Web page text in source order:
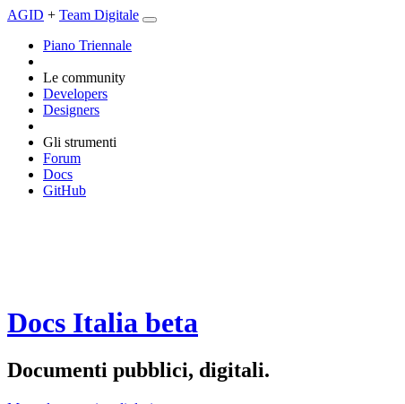
AGID + Team Digitale
Piano Triennale
Le community
Developers
Designers
Gli strumenti
Forum
Docs
GitHub
Docs Italia beta
Documenti pubblici, digitali.